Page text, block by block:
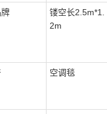
镂空长2.5m*1.
2m
空调毯